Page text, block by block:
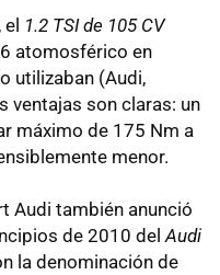
el 1.2 TSI de 105 CV
atomosférico en
utilizaban (Audi,
ventajas son claras: un
máximo de 175 Nm a
menor.
Audi también anunció
de 2010 del Audi
la denominación de